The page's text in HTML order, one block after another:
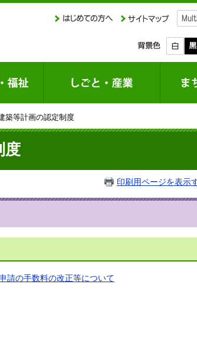
築等計画の認定制度
度
印刷用ページを表示
請の手数料の改正等について